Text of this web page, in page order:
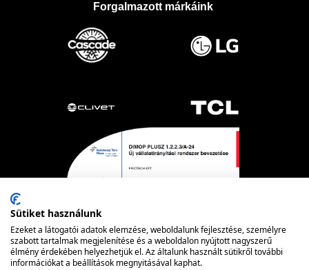
Forgalmazott márkáink
Sütiket használunk
Ezeket a látogatói adatok elemzése, weboldalunk fejlesztése, személyre
szabott tartalmak megjelenítése és a weboldalon nyújtott nagyszerű
élmény érdekében helyezhetjük el. Az általunk használt sütikről további
információkat a beállítások megnyitásával kaphat.